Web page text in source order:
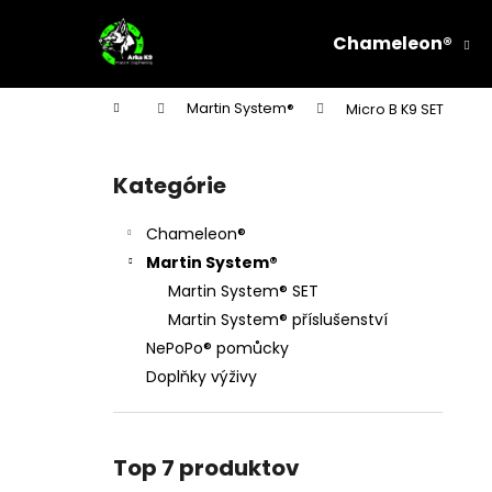
Chameleon®
Domov Martin System® Micro B K9 SET
Preskočiť
kategórie
Kategórie
Chameleon®
Martin System®
Martin System® SET
Martin System® příslušenství
NePoPo® pomůcky
Doplňky výživy
Top 7 produktov
í
Späť
do
Späť
do
OCELOVÉ STAHOVACÍ LANKO